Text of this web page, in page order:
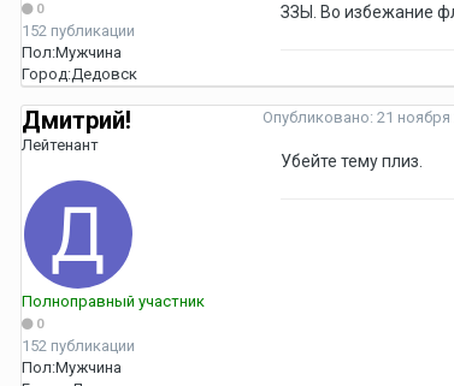
0
152 публикации
Пол:Мужчина
Город:Дедовск
ЗЗЫ. Во избежание
Дмитрий!
Лейтенант
Полноправный участник
0
152 публикации
Пол:Мужчина
Опубликовано: 21 ноября
Убейте тему плиз.